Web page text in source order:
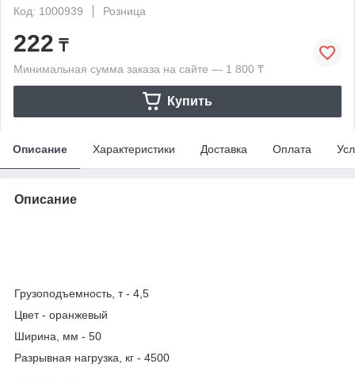
Код: 1000939
Розница
222 ₸
Минимальная сумма заказа на сайте — 1 800 ₸
Купить
Описание Характеристики Доставка Оплата
Описание
Грузоподъемность, т - 4,5
Цвет - оранжевый
Ширина, мм - 50
Разрывная нагрузка, кг - 4500